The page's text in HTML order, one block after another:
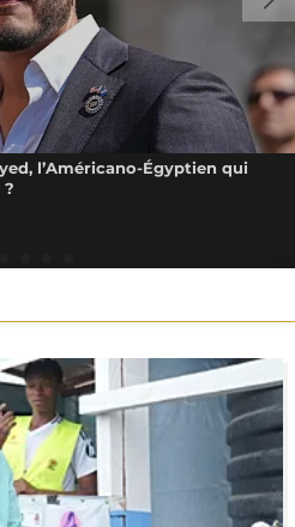
l’Américano-Égyptien qui
?